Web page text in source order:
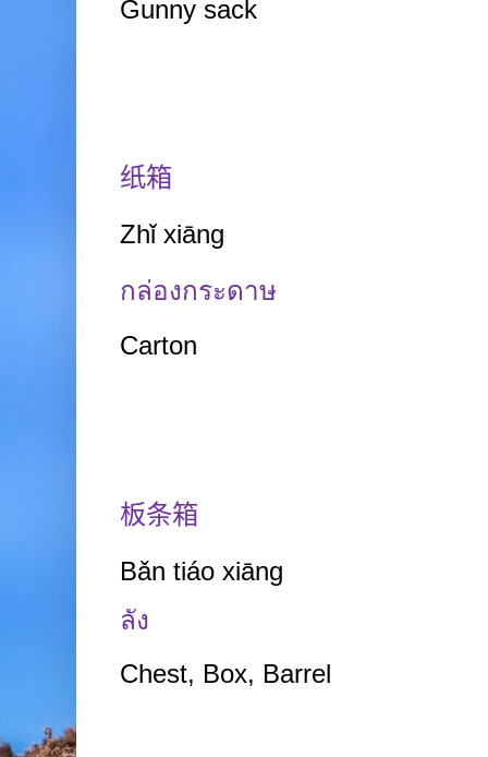
Gunny sack
纸箱
Zhǐ xiāng
กล่องกระดาษ
Carton
板条箱
Bǎn tiáo xiāng
ลัง
Chest, Box, Barrel